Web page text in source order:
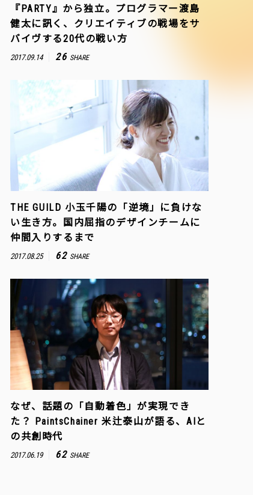
『PARTY』から独立。プログラマー渡島
健太に訊く、クリエイティブの戦場をサ
バイヴする20代の戦い方
2017.09.14 26 SHARE
THE GUILD 小玉千陽の「逆境」に負けな
い生き方。国内屈指のデザインチームに
仲間入りするまで
2017.08.25 62 SHARE
なぜ、話題の「自動着色」が実現でき
た？ PaintsChainer 米辻泰山が語る、AIと
の共創時代
2017.06.19 62 SHARE